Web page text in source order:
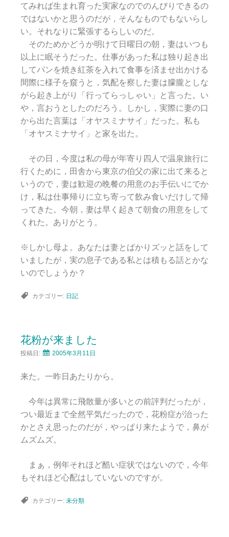
てみれば生まれ育った実家なのでのんびりできるの
ではないかと思うのだが，そんなものでもないらし
い。それなりに緊張するらしいのだ。
そのためかどうか明けて日曜日の朝，妻はいつも
以上に眠そうだった。仕事があった私は独り起き出
してパンを焼き紅茶を入れて食事を済ませ出かける
間際に様子を窺うと，気配を察した妻は朦朧としな
がら起き上がり「行ってらっしゃい」と言った。い
や，言おうとしたのだろう。しかし，実際に妻の口
から出た言葉は「オヤスミナサイ」だった。私も
「オヤスミナサイ」と家を出た。
その日，今度は私の母が年寄り四人で温泉旅行に
行くために，田舎から東京の伯父の家に出て来ると
いうので，妻は歓迎の晩餐の用意のお手伝いにでか
け，私は仕事帰りに立ち寄って飲み食いだけして帰
ってきた。今朝，妻は早く起きて朝食の用意をして
くれた。ありがとう。
※しかし母よ。あなたは妻とばかりズッと話をして
いましたが，実の息子である私とは積もる話とかな
いのでしょうか？
カテゴリー: 日記
花粉が来ました
投稿日: 2005年3月11日
来た。一昨日あたりから。
今年は異常に飛散量が多いとの前評判だったが，
つい最近まで全然平気だったので，花粉症が治った
かとさえ思ったのだが，やっぱり来たようで，鼻が
ムズムズ。
まぁ，例年それほど酷い症状ではないので，今年
もそれほど心配はしていないのですが。
カテゴリー: 未分類